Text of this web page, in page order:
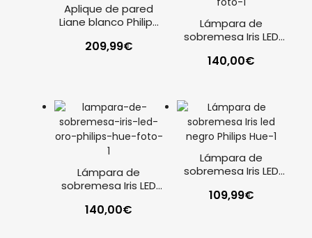
Aplique de pared
Liane blanco Philips
209,99€
Lámpara de
sobremesa Iris LED
140,00€
Lámpara de
sobremesa Iris LED
140,00€
Lámpara de
sobremesa Iris LED
109,99€